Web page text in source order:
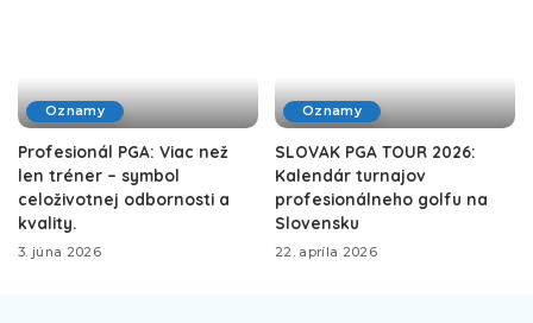
Oznamy
Profesionál PGA: Viac než
len tréner – symbol
celoživotnej odbornosti a
kvality.
3. júna 2026
Oznamy
SLOVAK PGA TOUR 2026:
Kalendár turnajov
profesionálneho golfu na
Slovensku
22. apríla 2026